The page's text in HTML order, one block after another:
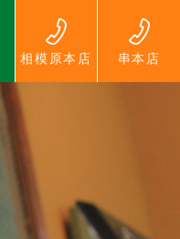
相模原本店 串本店